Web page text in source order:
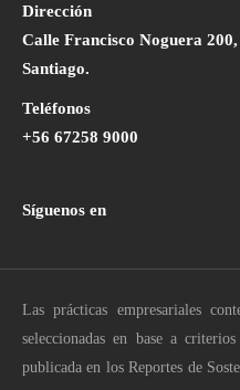
Dirección
Calle Francisco Noguera
Santiago.
Teléfonos
+56 67258 9000
Síguenos en
Las prácticas empresariales
seleccionadas en base a
publicada en los Reportes de